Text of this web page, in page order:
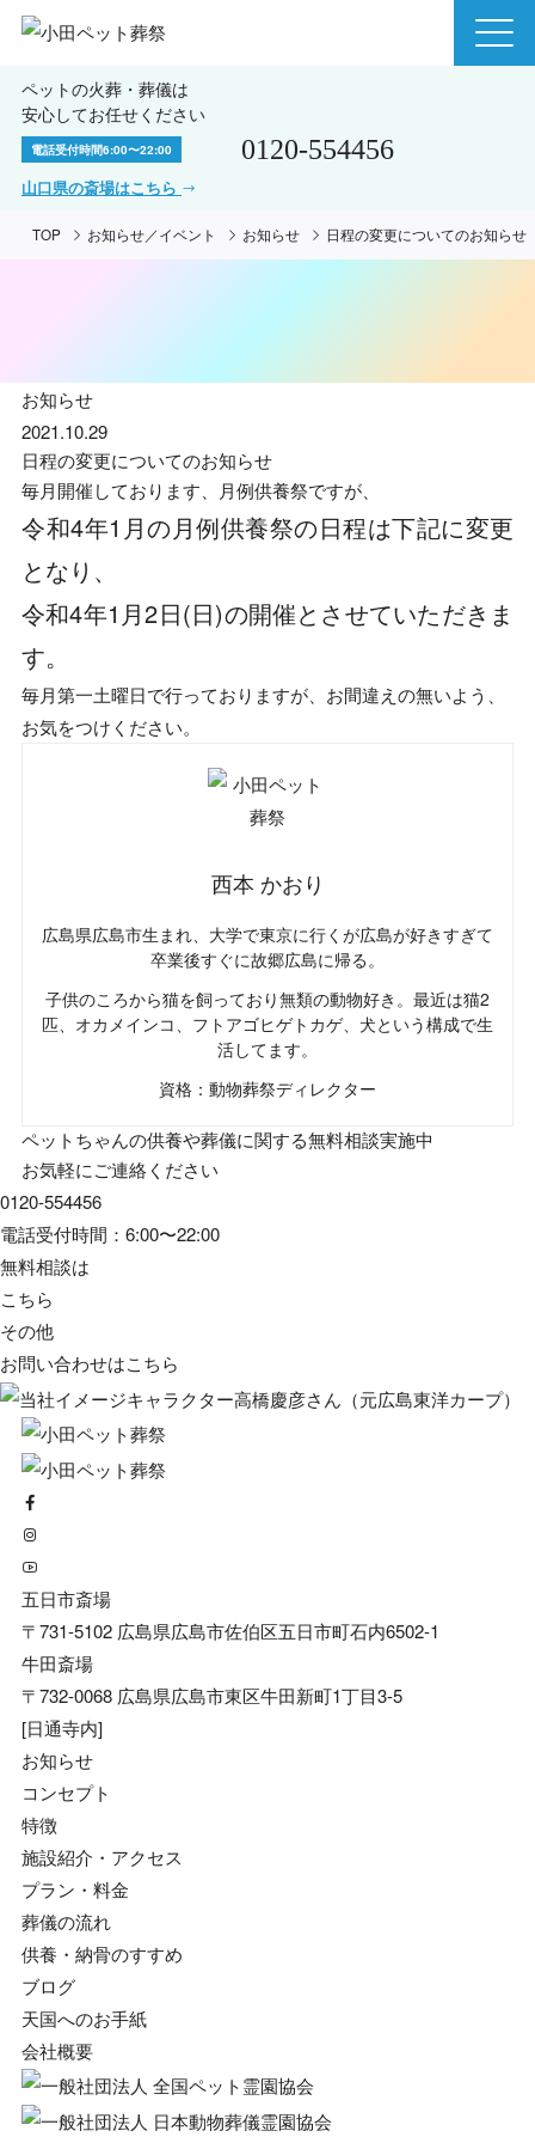
ペットの火葬・葬儀は
安心してお任せください
電話受付時間6:00〜22:00 0120-554456
山口県の斎場はこちら
TOP お知らせ／イベント お知らせ 日程の変更についてのお知らせ
お知らせ
2021.10.29
日程の変更についてのお知らせ
毎月開催しております、月例供養祭ですが、
令和4年1月の月例供養祭の日程は下記に変更
となり、
令和4年1月2日(日)の開催とさせていただきま
す。
毎月第一土曜日で行っておりますが、お間違えの無いよう、
お気をつけください。
西本 かおり
広島県広島市生まれ、大学で東京に行くが広島が好きすぎて
卒業後すぐに故郷広島に帰る。
子供のころから猫を飼っており無類の動物好き。最近は猫2
匹、オカメインコ、フトアゴヒゲトカゲ、犬という構成で生
活してます。
資格：動物葬祭ディレクター
ペットちゃんの供養や葬儀に関する無料相談実施中
お気軽にご連絡ください
0120-554456
電話受付時間：6:00〜22:00
無料相談は
こちら
その他
お問い合わせはこちら
五日市斎場
〒731-5102 広島県広島市佐伯区五日市町石内6502-1
牛田斎場
〒732-0068 広島県広島市東区牛田新町1丁目3-5
[日通寺内]
お知らせ
コンセプト
特徴
施設紹介・アクセス
プラン・料金
葬儀の流れ
供養・納骨のすすめ
ブログ
天国へのお手紙
会社概要